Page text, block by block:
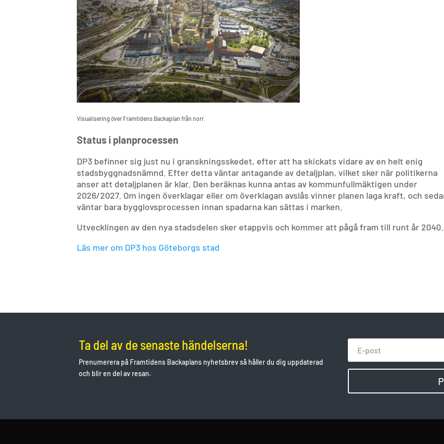
Visualisering över Framtidens Backaplan från norr.
Status i planprocessen
DP3 befinner sig just nu i granskningsskedet, efter att ha skickats vidare av en helt enig
stadsbyggnadsnämnd. Efter detta väntar antagande av detaljplan, vilket sker när politikerna
anser att detaljplanen är klar. Den beräknas kunna antas av kommunfullmäktigen under
2026/2027. Om ingen överklagar eller om överklagan avslås vinner planen laga kraft, och
väntar bara bygglovsprocessen innan spadarna kan sättas i marken.
Utvecklingen av den nya stadsdelen sker etappvis och kommer att pågå fram till runt år 2040.
Läs mer om DP3 hos Göteborgs stad
Ta del av de senaste händelserna!
Prenumerera på Framtidens Backaplans nyhetsbrev så håller du dig uppdaterad
och blir en del av resan.